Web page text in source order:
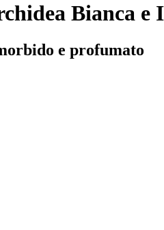
Bianca e
e profumato